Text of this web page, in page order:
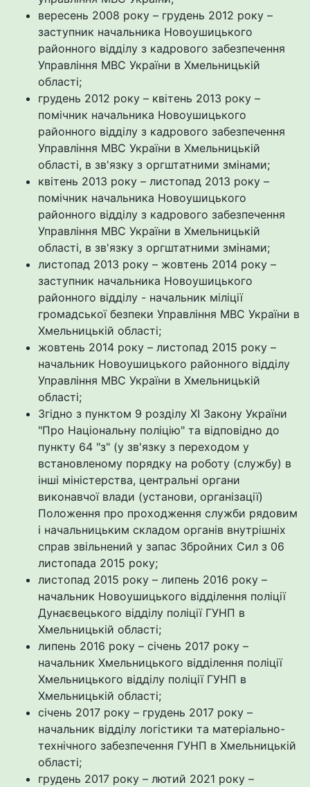
вересень 2008 року – грудень 2012 року –
заступник начальника Новоушицького
районного відділу з кадрового забезпечення
Управління МВС України в Хмельницькій
області;
грудень 2012 року – квітень 2013 року –
помічник начальника Новоушицького
районного відділу з кадрового забезпечення
Управління МВС України в Хмельницькій
області, в зв'язку з оргштатними змінами;
квітень 2013 року – листопад 2013 року –
помічник начальника Новоушицького
районного відділу з кадрового забезпечення
Управління МВС України в Хмельницькій
області, в зв'язку з оргштатними змінами;
листопад 2013 року – жовтень 2014 року –
заступник начальника Новоушицького
районного відділу - начальник міліції
громадської безпеки Управління МВС України в
Хмельницькій області;
жовтень 2014 року – листопад 2015 року –
начальник Новоушицького районного відділу
Управління МВС України в Хмельницькій
області;
Згідно з пунктом 9 розділу XI Закону України
"Про Національну поліцію" та відповідно до
пункту 64 "з" (у зв'язку з переходом у
встановленому порядку на роботу (службу) в
інші міністерства, центральні органи
виконавчої влади (установи, організації)
Положення про проходження служби рядовим
і начальницьким складом органів внутрішніх
справ звільнений у запас Збройних Сил з 06
листопада 2015 року;
листопад 2015 року – липень 2016 року –
начальник Новоушицького відділення поліції
Дунаєвецького відділу поліції ГУНП в
Хмельницькій області;
липень 2016 року – січень 2017 року –
начальник Хмельницького відділення поліції
Хмельницького відділу поліції ГУНП в
Хмельницькій області;
січень 2017 року – грудень 2017 року –
начальник відділу логістики та матеріально-
технічного забезпечення ГУНП в Хмельницькій
області;
грудень 2017 року – лютий 2021 року –